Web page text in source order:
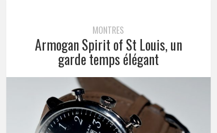
MONTRES
Armogan Spirit of St Louis, un
garde temps élégant